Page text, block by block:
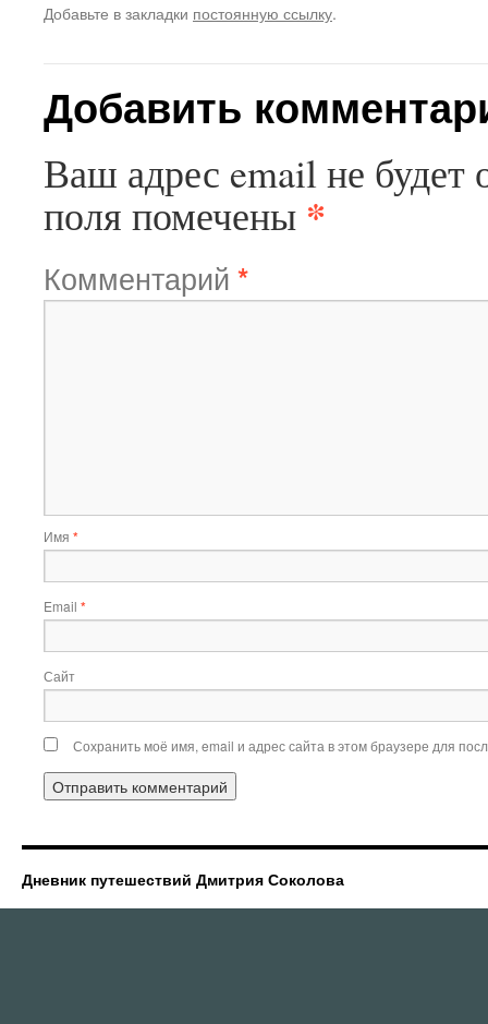
Добавьте в закладки постоянную ссылку.
Добавить
Ваш адрес email не будет
поля помечены *
Комментарий *
Имя *
Email *
Сайт
Сохранить моё имя, email и адрес сайта в этом браузере для
Дневник путешествий Дмитрия Соколова